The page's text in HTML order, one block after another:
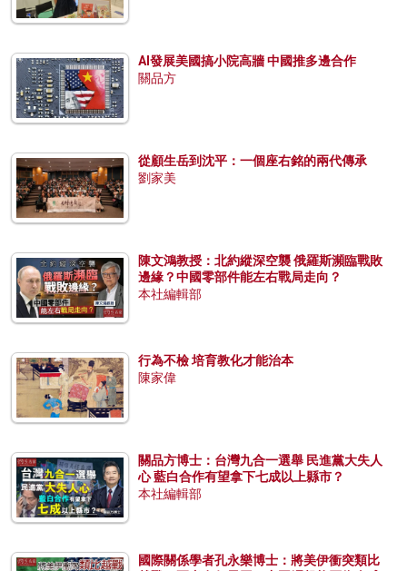
AI發展美國搞小院高牆 中國推多邊合作
關品方
從顧生岳到沈平：一個座右銘的兩代傳承
劉家美
陳文鴻教授：北約縱深空襲 俄羅斯瀕臨戰敗
邊緣？中國零部件能左右戰局走向？
本社編輯部
行為不檢 培育教化才能治本
陳家偉
關品方博士：台灣九合一選舉 民進黨大失人
心 藍白合作有望拿下七成以上縣市？
本社編輯部
國際關係學者孔永樂博士：將美伊衝突類比